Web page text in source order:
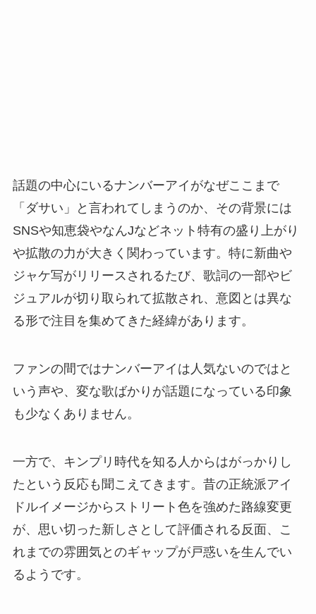
話題の中心にいるナンバーアイがなぜここまで
「ダサい」と言われてしまうのか、その背景には
SNSや知恵袋やなんJなどネット特有の盛り上がり
や拡散の力が大きく関わっています。特に新曲や
ジャケ写がリリースされるたび、歌詞の一部やビ
ジュアルが切り取られて拡散され、意図とは異な
る形で注目を集めてきた経緯があります。
ファンの間ではナンバーアイは人気ないのではと
いう声や、変な歌ばかりが話題になっている印象
も少なくありません。
一方で、キンプリ時代を知る人からはがっかりし
たという反応も聞こえてきます。昔の正統派アイ
ドルイメージからストリート色を強めた路線変更
が、思い切った新しさとして評価される反面、こ
れまでの雰囲気とのギャップが戸惑いを生んでい
るようです。